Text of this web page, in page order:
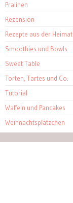
Pralinen
Rezension
Rezepte aus der Heimat
Smoothies und Bowls
Sweet Table
Torten, Tartes und Co.
Tutorial
Waffeln und Pancakes
Weihnachtsplätzchen